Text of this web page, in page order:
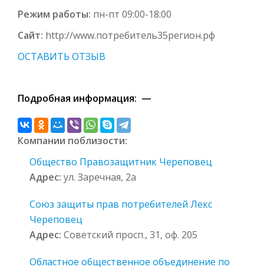
Режим работы: пн-пт 09:00-18:00
Сайт: http://www.потребитель35регион.рф
ОСТАВИТЬ ОТЗЫВ
Подробная информация: —
Компании поблизости:
Общество Правозащитник Череповец
Адрес: ул. Заречная, 2а
Союз защиты прав потребителей Лекс
Череповец
Адрес: Советский просп., 31, оф. 205
Областное общественное объединение по